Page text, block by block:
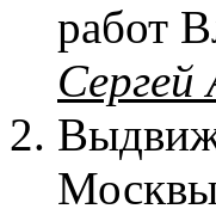
работ
Сергей